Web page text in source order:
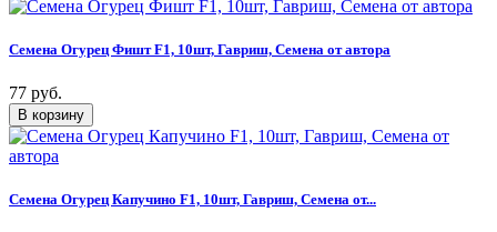
Семена Огурец Фишт F1, 10шт, Гавриш, Семена от автора
77 руб.
Семена Огурец Капучино F1, 10шт, Гавриш, Семена от...